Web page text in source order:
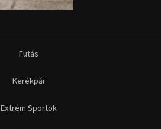
Futás
Kerékpár
Extrém Sportok